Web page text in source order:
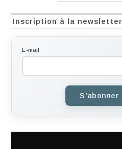
Inscription à la newsletter
E-mail
S'abonner